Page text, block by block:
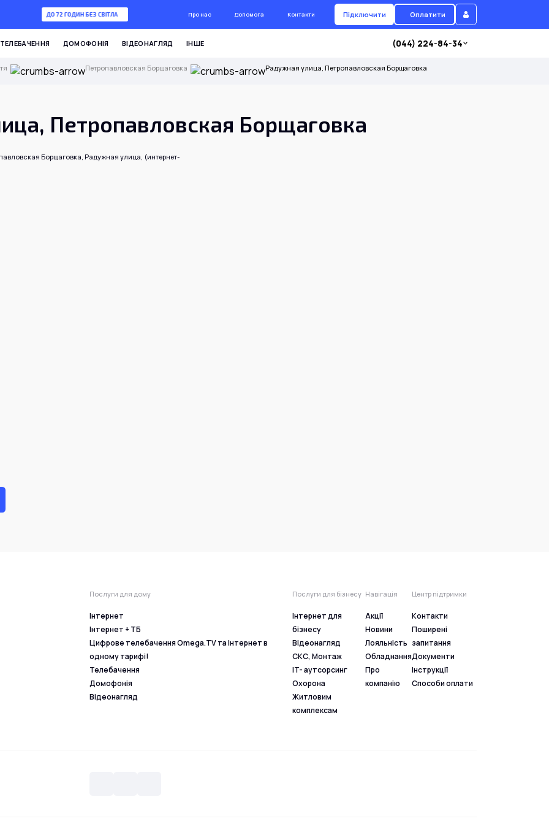
ДО 72 ГОДИН БЕЗ СВІТЛА ДО 72 ГОДИН БЕЗ СВІТЛАПро нас Допомога Контакти Підключити Оплатити
ТЕЛЕБАЧЕННЯ ДОМОФОНІЯ ВІДЕОНАГЛЯД ІНШЕ (044) 224-84-34
Петропавловская Борщаговка Радужная улица, Петропавловская Борщаговка
Петропавловская Борщаговка
Борщаговка, Радужная улица, (интернет-
Послуги для дому
Інтернет
Інтернет + ТБ
Цифрове телебачення Omega.TV та Інтернет в
одному тарифі!
Телебачення
Домофонія
Відеонагляд
Послуги для бізнесу
Інтернет для
бізнесу
Відеонагляд
СКС, Монтаж
IT- аутсорсинг
Охорона
Житловим
комплексам
Навігація
Акції
Новини
Лояльність
Обладнання
Про
компанію
Центр підтримки
Контакти
Поширені
запитання
Документи
Інструкції
Способи оплати